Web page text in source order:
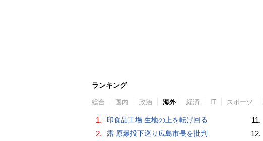
ランキング
総合 国内 政治 海外 経済 IT スポーツ
1. 印食品工場 生地の上を転げ回る
2. 露 原爆投下巡り広島市長を批判
11.
12.